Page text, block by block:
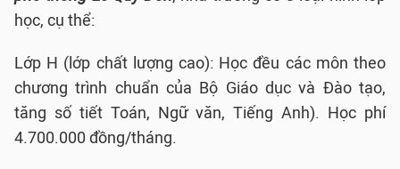
học, cụ thể:
Lớp H (lớp chất lượng cao): Học đều các môn theo
chương trình chuẩn của Bộ Giáo dục và Đào tạo,
tăng số tiết Toán, Ngữ văn, Tiếng Anh). Học phí
4.700.000 đồng/tháng.